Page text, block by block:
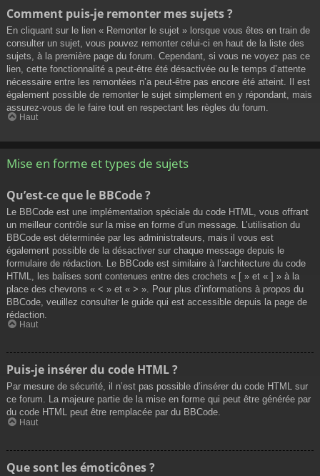
Comment puis-je remonter mes sujets ?
En cliquant sur le lien « Remonter le sujet » lorsque vous êtes en train de
consulter un sujet, vous pouvez remonter celui-ci en haut de la liste des
sujets, à la première page du forum. Cependant, si vous ne voyez pas ce
lien, cette fonctionnalité a peut-être été désactivée ou le temps d’attente
nécessaire entre les remontées n’a peut-être pas encore été atteint. Il est
également possible de remonter le sujet simplement en y répondant, mais
assurez-vous de le faire tout en respectant les règles du forum.
Haut
Mise en forme et types de sujets
Qu’est-ce que le BBCode ?
Le BBCode est une implémentation spéciale du code HTML, vous offrant
un meilleur contrôle sur la mise en forme d’un message. L’utilisation du
BBCode est déterminée par les administrateurs, mais il vous est
également possible de la désactiver sur chaque message depuis le
formulaire de rédaction. Le BBCode est similaire à l’architecture du code
HTML, les balises sont contenues entre des crochets « [ » et « ] » à la
place des chevrons « < » et « > ». Pour plus d’informations à propos du
BBCode, veuillez consulter le guide qui est accessible depuis la page de
rédaction.
Haut
Puis-je insérer du code HTML ?
Par mesure de sécurité, il n’est pas possible d’insérer du code HTML sur
ce forum. La majeure partie de la mise en forme qui peut être générée par
du code HTML peut être remplacée par du BBCode.
Haut
Que sont les émoticônes ?